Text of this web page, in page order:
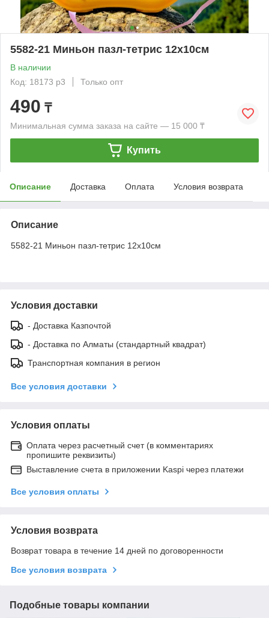
5582-21 Миньон пазл-тетрис 12х10см
В наличии
Код: 18173 р3
Только опт
490 ₸
Минимальная сумма заказа на сайте — 15 000 ₸
Купить
Описание Доставка Оплата Условия возврата
Описание
5582-21 Миньон пазл-тетрис 12х10см
Условия доставки
- Доставка Казпочтой
- Доставка по Алматы (стандартный квадрат)
Транспортная компания в регион
Все условия доставки
Условия оплаты
Оплата через расчетный счет (в комментариях
пропишите реквизиты)
Выставление счета в приложении Kaspi через платежи
Все условия оплаты
Условия возврата
Возврат товара в течение 14 дней по договоренности
Все условия возврата
Подобные товары компании